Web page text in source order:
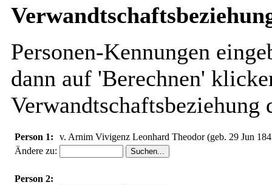
Personen-Kennungen
dann auf 'Berechnen'
Verwandtschaftsbeziehung
Person 1:
v. Arnim Vivigenz Leonhard Theodor (geb. 29 Jun
Ändere zu:
Person 2: